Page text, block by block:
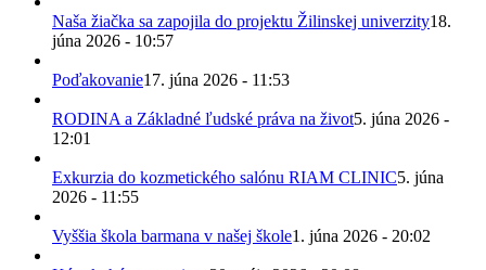
Naša žiačka sa zapojila do projektu Žilinskej univerzity18.
júna 2026 - 10:57
Poďakovanie17. júna 2026 - 11:53
RODINA a Základné ľudské práva na život5. júna 2026 -
12:01
Exkurzia do kozmetického salónu RIAM CLINIC5. júna
2026 - 11:55
Vyššia škola barmana v našej škole1. júna 2026 - 20:02